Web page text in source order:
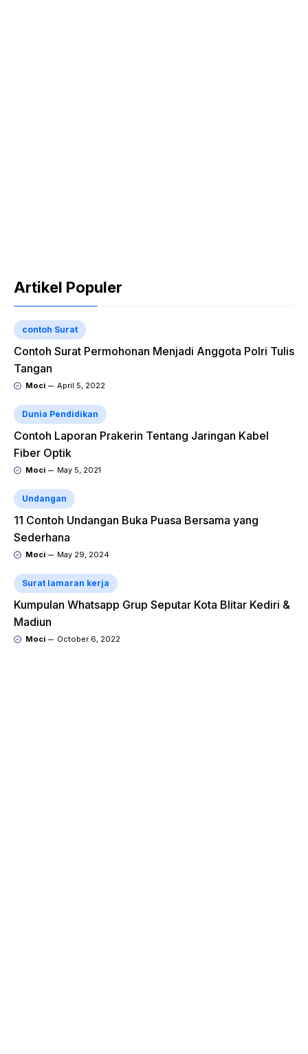
Artikel Populer
contoh Surat
Contoh Surat Permohonan Menjadi Anggota Polri Tulis
Tangan
Moci April 5, 2022
Dunia Pendidikan
Contoh Laporan Prakerin Tentang Jaringan Kabel
Fiber Optik
Moci May 5, 2021
Undangan
11 Contoh Undangan Buka Puasa Bersama yang
Sederhana
Moci May 29, 2024
Surat lamaran kerja
Kumpulan Whatsapp Grup Seputar Kota Blitar Kediri &
Madiun
Moci October 6, 2022